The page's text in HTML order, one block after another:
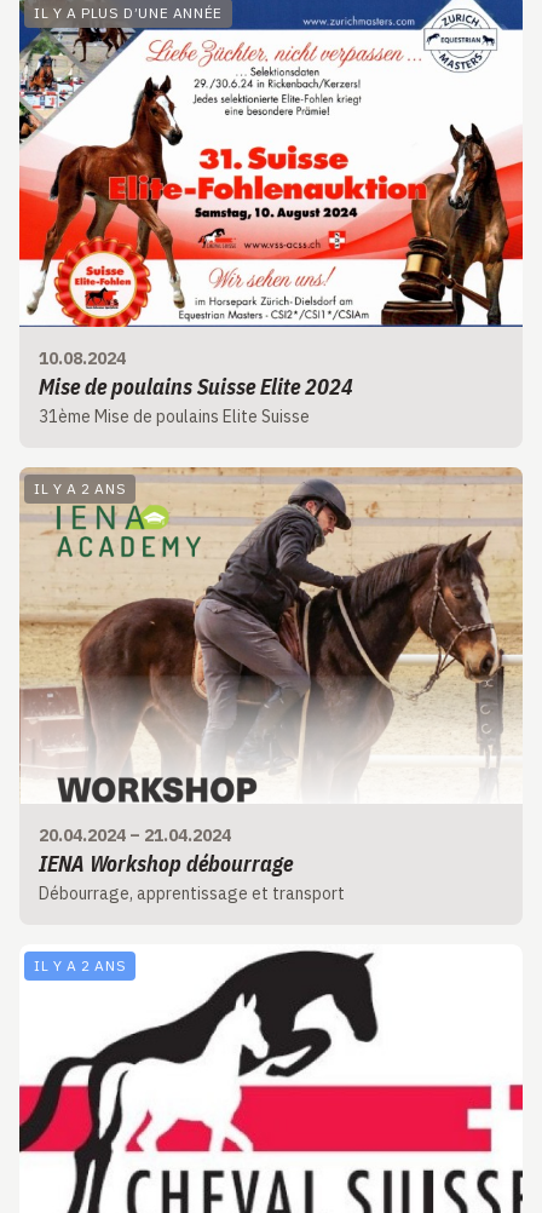
IL Y A PLUS D’UNE ANNÉE
10.08.2024
Mise de poulains Suisse Elite 2024
31ème Mise de poulains Elite Suisse
IL Y A 2 ANS
20.04.2024 – 21.04.2024
IENA Workshop débourrage
Débourrage, apprentissage et transport
IL Y A 2 ANS